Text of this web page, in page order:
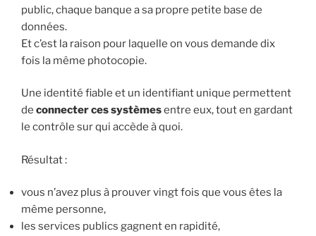
public, chaque banque a sa propre petite base de
données.
Et c’est la raison pour laquelle on vous demande dix
fois la même photocopie.
Une identité fiable et un identifiant unique permettent
de connecter ces systèmesentre eux, tout en gardant
le contrôle sur qui accède à quoi.
Résultat :
vous n’avez plus à prouver vingt fois que vous êtes la
même personne,
les services publics gagnent en rapidité,